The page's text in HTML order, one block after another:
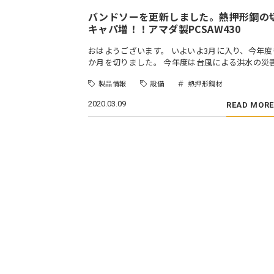
バンドソーを更新しました。熱押形鋼の
キャパ増！！アマダ製PCSAW430
おはようございます。 いよいよ3月に入り、今年
か月を切りました。 今年度は台風による洪水の
製品情報 設備 熱押形鋼材
2020.03.09 READ MORE